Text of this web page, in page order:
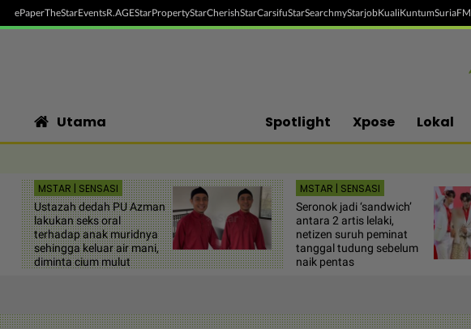
ePaperTheStarEventsR.AGEStarPropertyStarCherishStarCarsifuStarSearchmyStarjobKualiKuntumSuriaFM
Utama Spotlight Xpose Lokal
MSTAR | SENSASI
Ustazah dedah PU Azman
lakukan seks oral
terhadap anak muridnya
sehingga keluar air mani,
diminta cium mulut
MSTAR | SENSASI
Seronok jadi ‘sandwich’
antara 2 artis lelaki,
netizen suruh peminat
tanggal tudung sebelum
naik pentas